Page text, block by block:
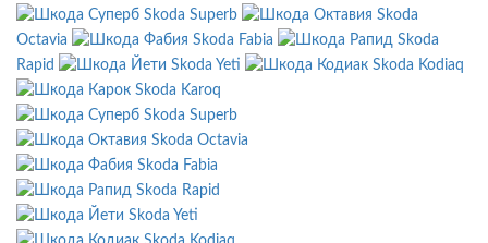
Skoda Superb
Skoda
Octavia
Skoda Fabia
Skoda
Rapid
Skoda Yeti
Skoda Kodiaq
Skoda Karoq
Skoda Superb
Skoda Octavia
Skoda Fabia
Skoda Rapid
Skoda Yeti